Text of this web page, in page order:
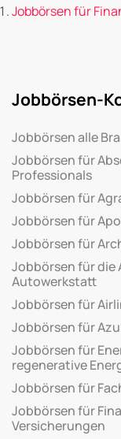
Jobbörsen für
Jobbörsen-
Jobbörsen alle
Jobbörsen für
Professionals
Jobbörsen für
Jobbörsen für
Jobbörsen für
Jobbörsen für die
Autowerkstatt
Jobbörsen für
Jobbörsen für
Jobbörsen für
regenerative
Jobbörsen für
Jobbörsen für
Versicherungen